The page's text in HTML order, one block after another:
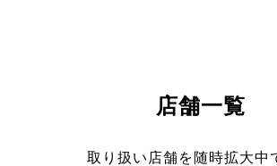
店舗一覧
取り扱い店舗を随時拡大中